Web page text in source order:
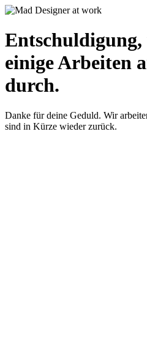
einige Arbeiten
durch.
Danke für deine Geduld. Wir
sind in Kürze wieder zurück.